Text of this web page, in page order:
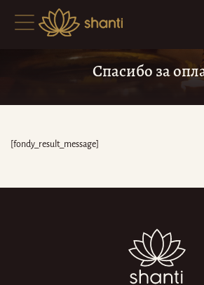
Спасибо за
[fondy_result_message]